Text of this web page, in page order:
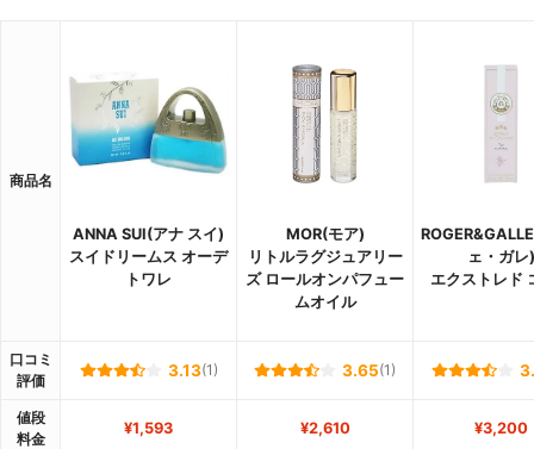
商品名
ANNA SUI(アナ スイ)
スイドリームス オーデ
トワレ
MOR(モア)
リトルラグジュアリー
ズ ロールオンパフュー
ムオイル
ェ・ガレ)
エクストレド
口コミ
評価
3.13(1) 3.65(1)
値段
料金
¥1,593 ¥2,610 ¥3,200